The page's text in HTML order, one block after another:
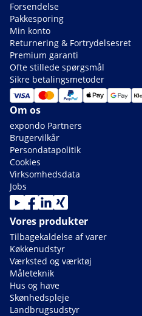
Forsendelse
Pakkesporing
Min konto
Returnering & Fortrydelsesret
Premium garanti
Ofte stillede spørgsmål
Sikre betalingsmetoder
Om os
expondo Partners
Brugervilkår
Persondatapolitik
Cookies
Virksomhedsdata
Jobs
Vores produkter
Tilbagekaldelse af varer
Køkkenudstyr
Værksted og værktøj
Måleteknik
Hus og have
Skønhedspleje
Landbrugsudstyr